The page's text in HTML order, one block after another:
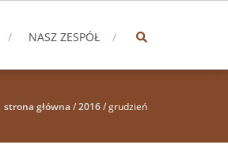
NASZ ZESPÓŁ
strona główna /2016/grudzień